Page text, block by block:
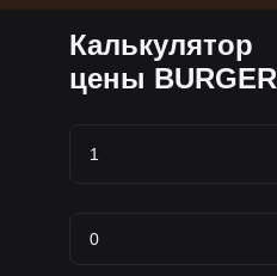
Калькулятор
цены BURGER